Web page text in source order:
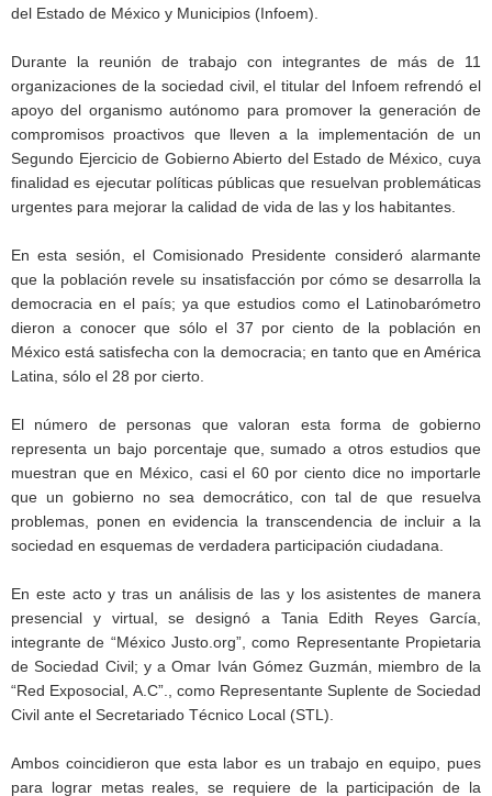
del Estado de México y Municipios (Infoem).
Durante la reunión de trabajo con integrantes de más de 11
organizaciones de la sociedad civil, el titular del Infoem refrendó el
apoyo del organismo autónomo para promover la generación de
compromisos proactivos que lleven a la implementación de un
Segundo Ejercicio de Gobierno Abierto del Estado de México, cuya
finalidad es ejecutar políticas públicas que resuelvan problemáticas
urgentes para mejorar la calidad de vida de las y los habitantes.
En esta sesión, el Comisionado Presidente consideró alarmante
que la población revele su insatisfacción por cómo se desarrolla la
democracia en el país; ya que estudios como el Latinobarómetro
dieron a conocer que sólo el 37 por ciento de la población en
México está satisfecha con la democracia; en tanto que en América
Latina, sólo el 28 por cierto.
El número de personas que valoran esta forma de gobierno
representa un bajo porcentaje que, sumado a otros estudios que
muestran que en México, casi el 60 por ciento dice no importarle
que un gobierno no sea democrático, con tal de que resuelva
problemas, ponen en evidencia la transcendencia de incluir a la
sociedad en esquemas de verdadera participación ciudadana.
En este acto y tras un análisis de las y los asistentes de manera
presencial y virtual, se designó a Tania Edith Reyes García,
integrante de “México Justo.org”, como Representante Propietaria
de Sociedad Civil; y a Omar Iván Gómez Guzmán, miembro de la
“Red Exposocial, A.C”., como Representante Suplente de Sociedad
Civil ante el Secretariado Técnico Local (STL).
Ambos coincidieron que esta labor es un trabajo en equipo, pues
para lograr metas reales, se requiere de la participación de la